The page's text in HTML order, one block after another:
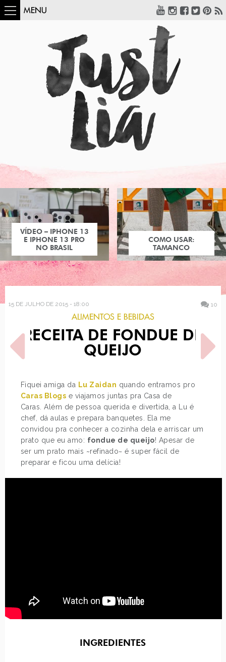
MENU
COMO USAR:
TAMANCO
15 DE JULHO DE 2015 - 18:00 10
ALIMENTOS E BEBIDAS
RECEITA DE FONDUE DE
QUEIJO
Fiquei amiga da Lu Zaidan quando entramos pro
Caras Blogs e viajamos juntas pra Casa de
Caras. Além de pessoa querida e divertida, a Lu é
chef, dá aulas e prepara banquetes. Ela me
convidou pra conhecer a cozinha dela e arriscar um
prato que eu amo: fondue de queijo! Apesar de
ser um prato mais ~refinado~ é super fácil de
preparar e ficou uma delícia!
INGREDIENTES
POST ANTERIOR
COMO USAR: SAPATO
PRATEADO
PRÓXIMO POST
ESTILO DE BLOGUEIRA:
LISA DENGLER